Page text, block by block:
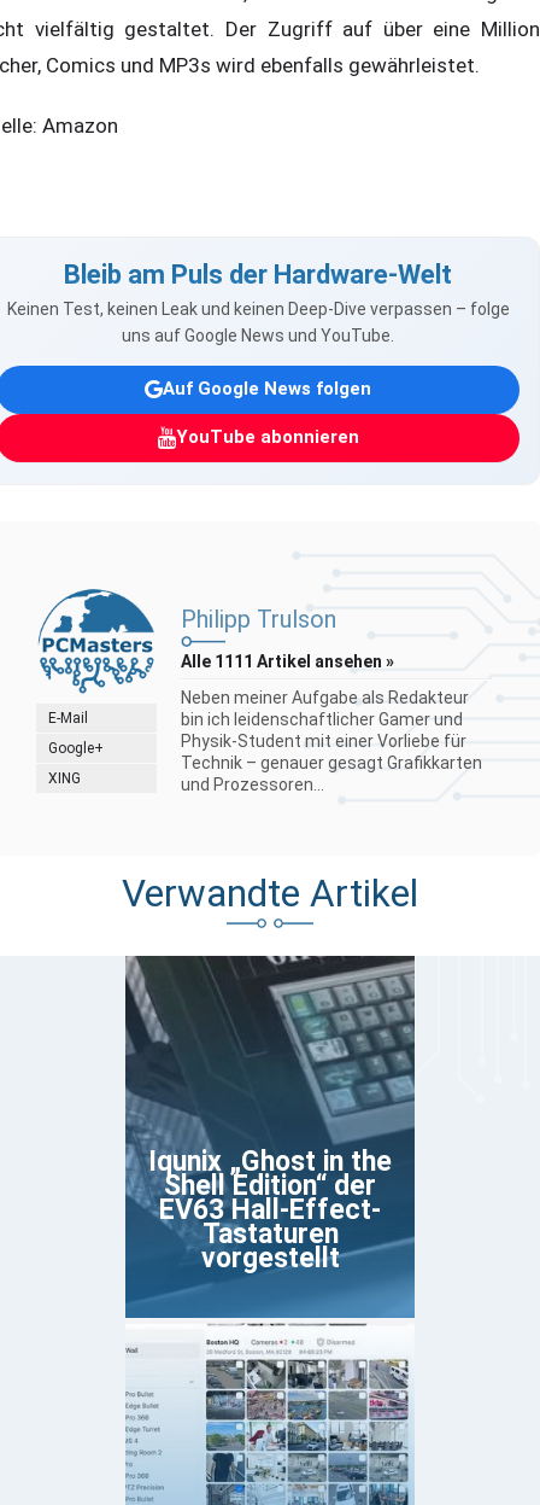
vielfältig gestaltet. Der Zugriff auf über eine Million
Comics und MP3s wird ebenfalls gewährleistet.
Amazon
Bleib am Puls der Hardware-Welt
Keinen Test, keinen Leak und keinen Deep-Dive verpassen – folge
uns auf Google News und YouTube.
Auf Google News folgen
YouTube abonnieren
E-Mail
Google+
XING
Philipp Trulson
Alle 1111 Artikel ansehen »
Neben meiner Aufgabe als Redakteur
bin ich leidenschaftlicher Gamer und
Physik-Student mit einer Vorliebe für
Technik – genauer gesagt Grafikkarten
und Prozessoren...
Verwandte Artikel
Iqunix „Ghost in the
Shell Edition“ der
EV63 Hall-Effect-
Tastaturen
vorgestellt